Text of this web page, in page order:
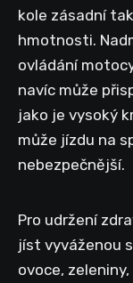
kole zásadní
hmotnosti.
ovládání
navíc může
jako je vysoký
může jízdu na
nebezpečnější.
Pro udržení
jíst vyváženou
ovoce,